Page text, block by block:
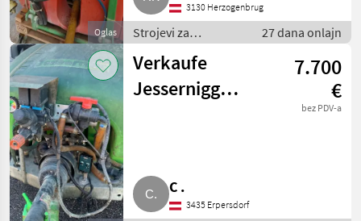
Oglas
3130 Herzogenbrug
Strojevi za
vinogradarstvo /
Ostali strojevi za
vinogradarstvo
27 dana onlajn
Verkaufe
Jessernigg
7.700
€
bez PDV-a
C .
3435 Erpersdorf